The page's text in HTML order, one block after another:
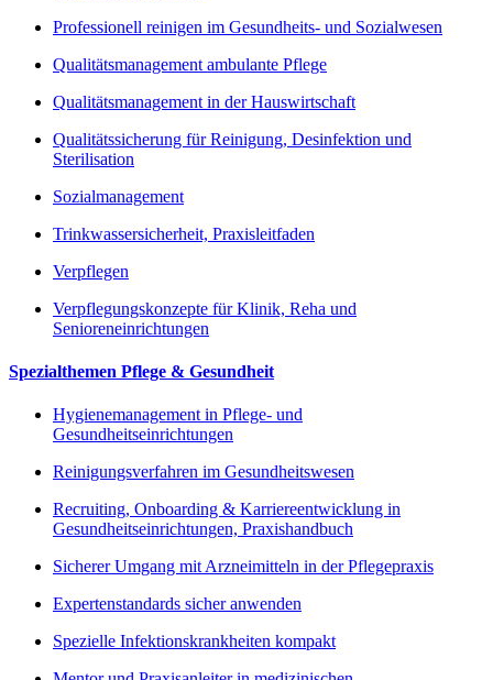
Professionell reinigen im Gesundheits- und Sozialwesen
Qualitätsmanagement ambulante Pflege
Qualitätsmanagement in der Hauswirtschaft
Qualitätssicherung für Reinigung, Desinfektion und
Sterilisation
Sozialmanagement
Trinkwassersicherheit, Praxisleitfaden
Verpflegen
Verpflegungskonzepte für Klinik, Reha und
Senioreneinrichtungen
Spezialthemen Pflege & Gesundheit
Hygienemanagement in Pflege- und
Gesundheitseinrichtungen
Reinigungsverfahren im Gesundheitswesen
Recruiting, Onboarding & Karriereentwicklung in
Gesundheitseinrichtungen, Praxishandbuch
Sicherer Umgang mit Arzneimitteln in der Pflegepraxis
Expertenstandards sicher anwenden
Spezielle Infektionskrankheiten kompakt